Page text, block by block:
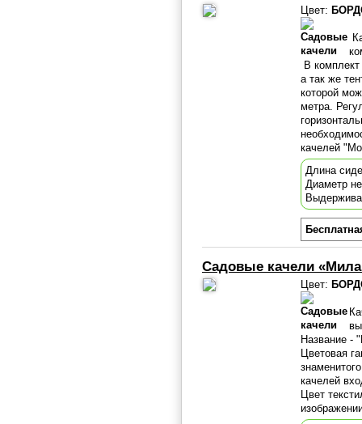
Цвет:
В
а так же
которой
метра.
качелей
Длина
Диаметр
Садовые качели
Цвет:
Название -
Цветовая
качелей
Цвет